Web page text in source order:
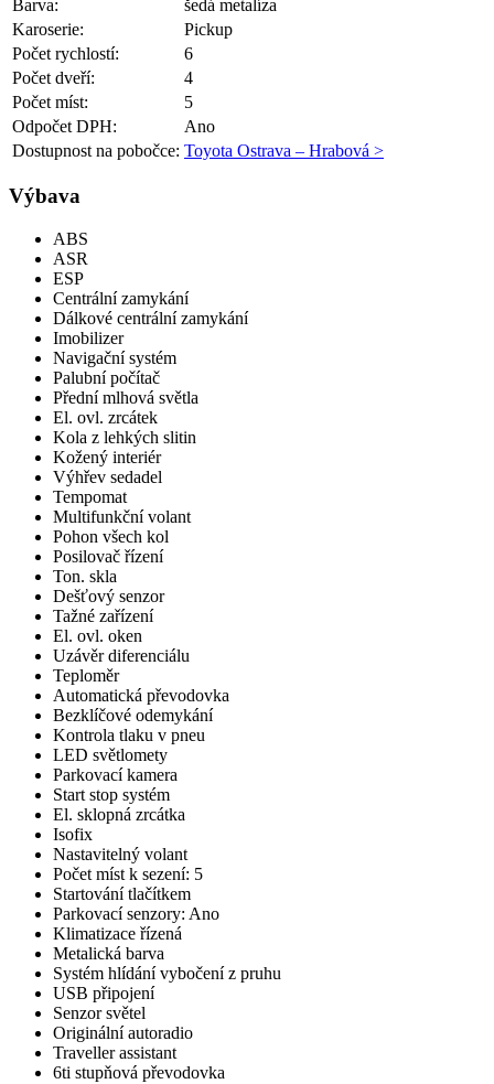
Barva:
šedá metalíza
Karoserie:
Pickup
Počet rychlostí:
6
Počet dveří:
4
Počet míst:
5
Odpočet DPH:
Ano
Dostupnost na pobočce: Toyota Ostrava – Hrabová >
Výbava
ABS
ASR
ESP
Centrální zamykání
Dálkové centrální zamykání
Imobilizer
Navigační systém
Palubní počítač
Přední mlhová světla
El. ovl. zrcátek
Kola z lehkých slitin
Kožený interiér
Výhřev sedadel
Tempomat
Multifunkční volant
Pohon všech kol
Posilovač řízení
Ton. skla
Dešťový senzor
Tažné zařízení
El. ovl. oken
Uzávěr diferenciálu
Teploměr
Automatická převodovka
Bezklíčové odemykání
Kontrola tlaku v pneu
LED světlomety
Parkovací kamera
Start stop systém
El. sklopná zrcátka
Isofix
Nastavitelný volant
Počet míst k sezení: 5
Startování tlačítkem
Parkovací senzory: Ano
Klimatizace řízená
Metalická barva
Systém hlídání vybočení z pruhu
USB připojení
Senzor světel
Originální autoradio
Traveller assistant
6ti stupňová převodovka